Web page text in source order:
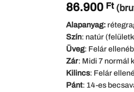
86.900 Ft
Alapanyag:
Szín: natúr
Üveg: Felár
Zár: Midi 7 normál
Kilincs: Felár
Pánt: 14-es